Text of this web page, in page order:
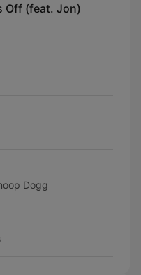
Off (feat. Jon)
Dogg